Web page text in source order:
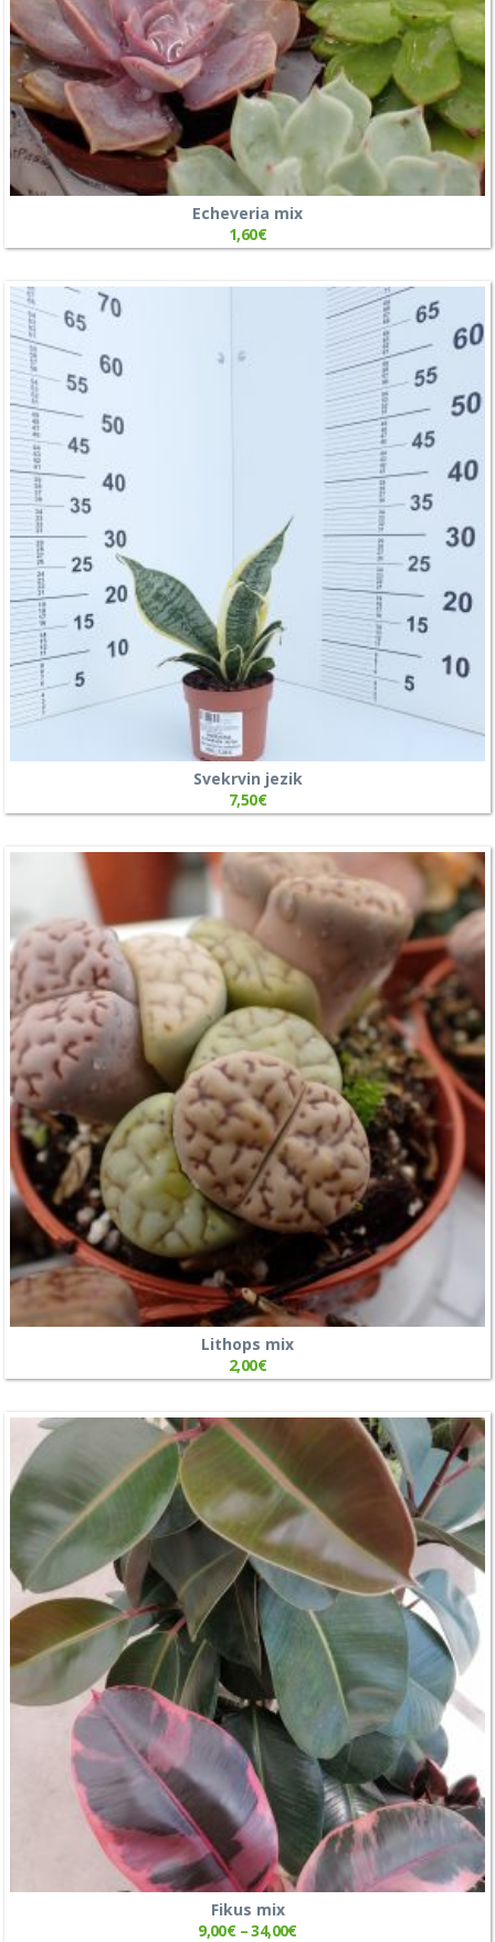
Echeveria mix
1,60€
Svekrvin jezik
7,50€
Lithops mix
2,00€
Fikus mix
9,00€–34,00€